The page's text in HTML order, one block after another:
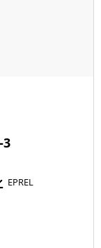
3
EPREL